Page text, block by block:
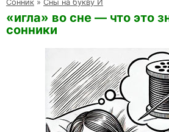
Cонник » Сны на букву И
«игла» во сне — что это
сонники